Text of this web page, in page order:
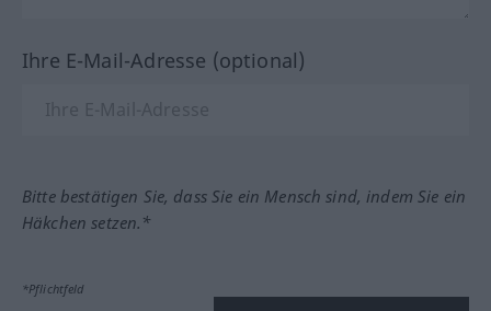
Ihre E-Mail-Adresse (optional)
Bitte bestätigen Sie, dass Sie ein Mensch sind, indem Sie ein
Häkchen setzen.*
*Pflichtfeld